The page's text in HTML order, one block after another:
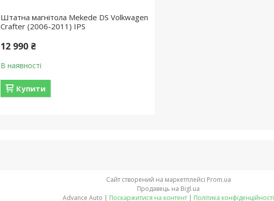
Штатна магнітола Mekede DS Volkwagen
Crafter (2006-2011) IPS
12 990 ₴
В наявності
Купити
Сайт створений на маркетплейсі Prom.ua
Продавець на Bigl.ua
Advance Auto | Поскаржитися на контент | Політика конфіденційності